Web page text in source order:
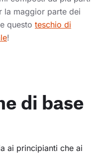
la maggior parte dei
questo teschio di
!
di base
ai principianti che ai